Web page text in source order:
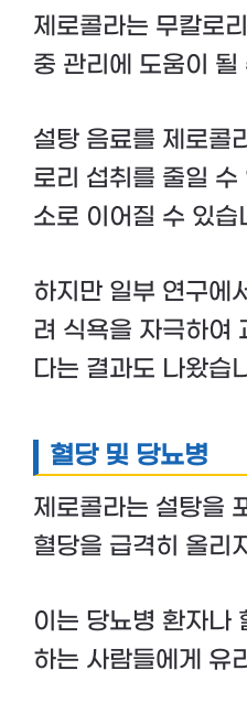
제로콜라는 무칼로
중 관리에 도움이 될
설탕 음료를 제로콜
로리 섭취를 줄일
소로 이어질 수 있습
하지만 일부 연구에
려 식욕을 자극하여
다는 결과도 나왔습
혈당 및 당뇨병
제로콜라는 설탕을
혈당을 급격히 올리
이는 당뇨병 환자나
하는 사람들에게 유